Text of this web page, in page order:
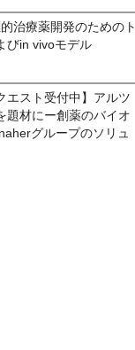
治療薬開発のためのト
びin vivoモデル
エスト受付中】アルツ
題材にー創薬のバイオ
グループのソリュ